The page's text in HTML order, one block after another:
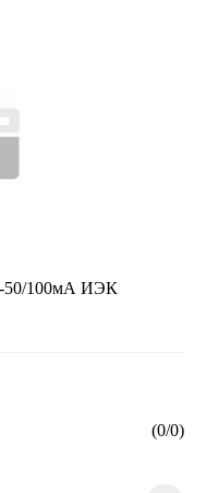
50/100мА ИЭК
(0/0)